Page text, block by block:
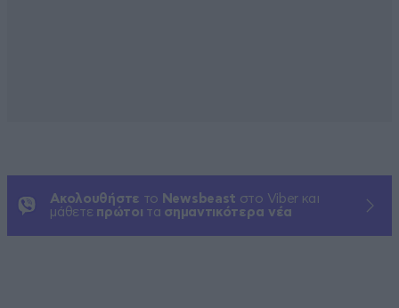
Ακολουθήστε το Newsbeast στο Viber και
μάθετε πρώτοι τα σημαντικότερα νέα